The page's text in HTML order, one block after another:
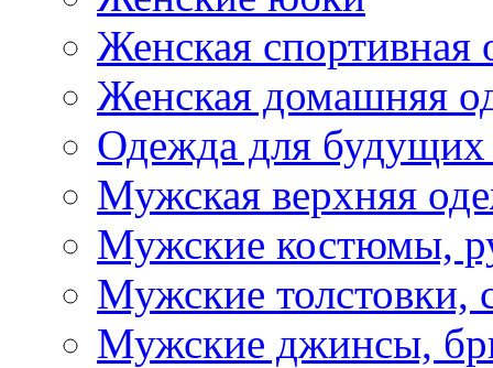
Женская спортивная
Женская домашняя
Одежда для
Мужская верхняя
Мужские костюмы,
Мужские толстовки,
Мужские джинсы,